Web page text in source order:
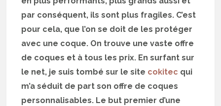
par conséquent, ils sont plus fragiles. C’est
pour cela, que l’on se doit de les protéger
avec une coque. On trouve une vaste offre
de coques et à tous les prix. En surfant sur
le net, je suis tombé sur le site cokitec qui
m’a séduit de part son offre de coques
personnalisables. Le but premier d’une